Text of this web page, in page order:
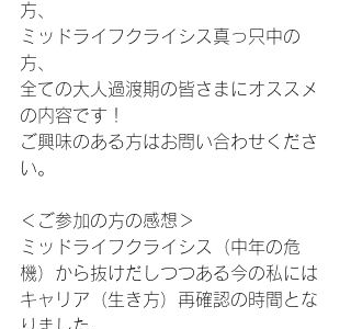
方、
ミッドライフクライシス真っ只中の
方、
全ての大人過渡期の皆さまにオススメ
の内容です！
ご興味のある方はお問い合わせくださ
い。
＜ご参加の方の感想＞
ミッドライフクライシス（中年の危
機）から抜けだしつつある今の私には
キャリア（生き方）再確認の時間とな